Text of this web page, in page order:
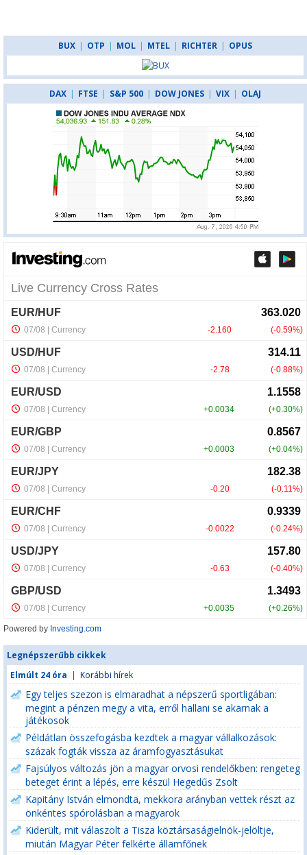
BUX | OTP | MOL | MTEL | RICHTER | OPUS
DAX | FTSE | S&P 500 | DOW JONES | VIX | OLAJ
Powered by Investing.com
Legnépszerűbb cikkek
Elmúlt 24 óra | Korábbi hírek
Egy teljes szezon is elmaradhat a népszerű sportligában:
megint a pénzen megy a vita, erről hallani se akarnak a
játékosok
Példátlan összefogásba kezdtek a magyar vállalkozások:
százak fogták vissza az áramfogyasztásukat
Fajsúlyos változás jön a magyar orvosi rendelőkben: rengeteg
beteget érint a lépés, erre készül Hegedűs Zsolt
Kapitány István elmondta, mekkora arányban vettek részt az
önkéntes spórolásban a magyarok
Kiderült, mit válaszolt a Tisza köztársaságielnök-jelöltje,
miután Magyar Péter felkérte államfőnek